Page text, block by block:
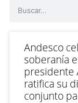
Andesco
soberanía
presidente
ratifica su
conjunto